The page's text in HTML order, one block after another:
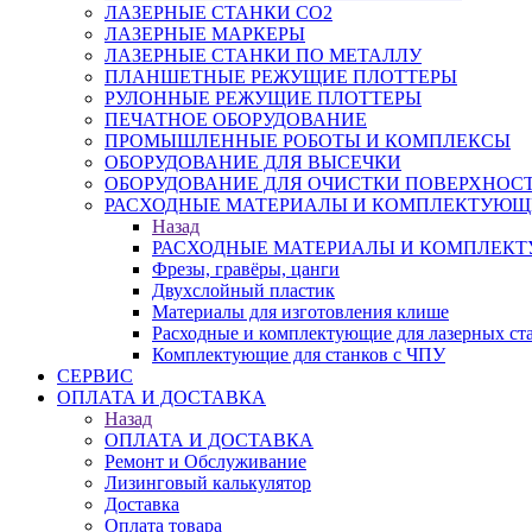
ЛАЗЕРНЫЕ СТАНКИ CO2
ЛАЗЕРНЫЕ МАРКЕРЫ
ЛАЗЕРНЫЕ СТАНКИ ПО МЕТАЛЛУ
ПЛАНШЕТНЫЕ РЕЖУЩИЕ ПЛОТТЕРЫ
РУЛОННЫЕ РЕЖУЩИЕ ПЛОТТЕРЫ
ПЕЧАТНОЕ ОБОРУДОВАНИЕ
ПРОМЫШЛЕННЫЕ РОБОТЫ И КОМПЛЕКСЫ
ОБОРУДОВАНИЕ ДЛЯ ВЫСЕЧКИ
ОБОРУДОВАНИЕ ДЛЯ ОЧИСТКИ
РАСХОДНЫЕ МАТЕРИАЛЫ И
Назад
РАСХОДНЫЕ МАТЕРИАЛЫ И
Фрезы, гравёры, цанги
Двухслойный пластик
Материалы для изготовления клише
Расходные и комплектующие для лазерных
Комплектующие для станков с ЧПУ
СЕРВИС
ОПЛАТА И ДОСТАВКА
Назад
ОПЛАТА И ДОСТАВКА
Ремонт и Обслуживание
Лизинговый калькулятор
Доставка
Оплата товара